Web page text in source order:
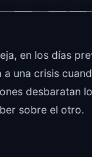
en los días
a una crisis
desbaratan
sobre el otro.